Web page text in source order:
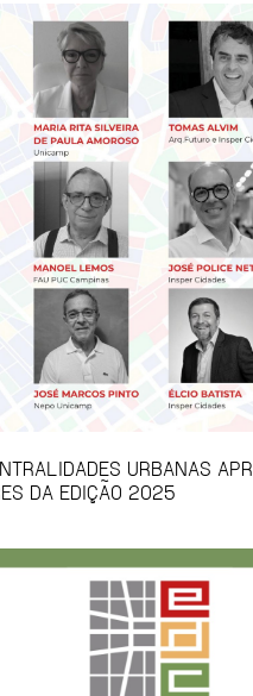
URBANAS
DA EDIÇÃO 2025